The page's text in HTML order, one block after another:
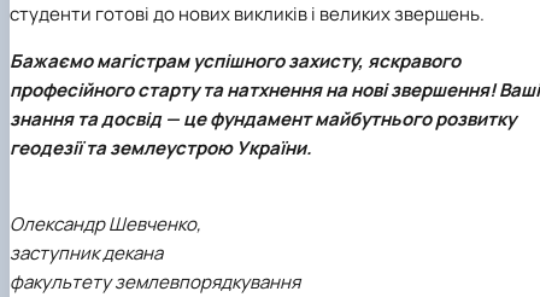
студенти готові до нових викликів і великих звершень.
Бажаємо магістрам успішного захисту, яскравого
професійного старту та натхнення на нові звершення! Ваші
знання та досвід — це фундамент майбутнього розвитку
геодезії та землеустрою України.
Олександр Шевченко,
заступник декана
факультету землевпорядкування